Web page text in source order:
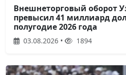
Внешнеторговый оборот
превысил 41 миллиард
полугодие 2026 года
03.08.2026 • 1894